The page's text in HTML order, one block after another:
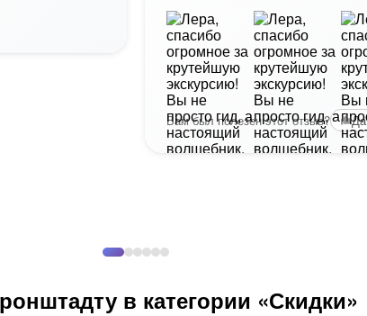
Вам был полезен этот отзыв? Да
в категории «Скидки»